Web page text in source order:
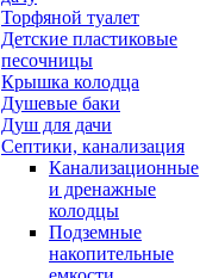
Торфяной туалет
Детские пластиковые
песочницы
Крышка колодца
Душевые баки
Душ для дачи
Септики, канализация
Канализационные
и дренажные
колодцы
Подземные
накопительные